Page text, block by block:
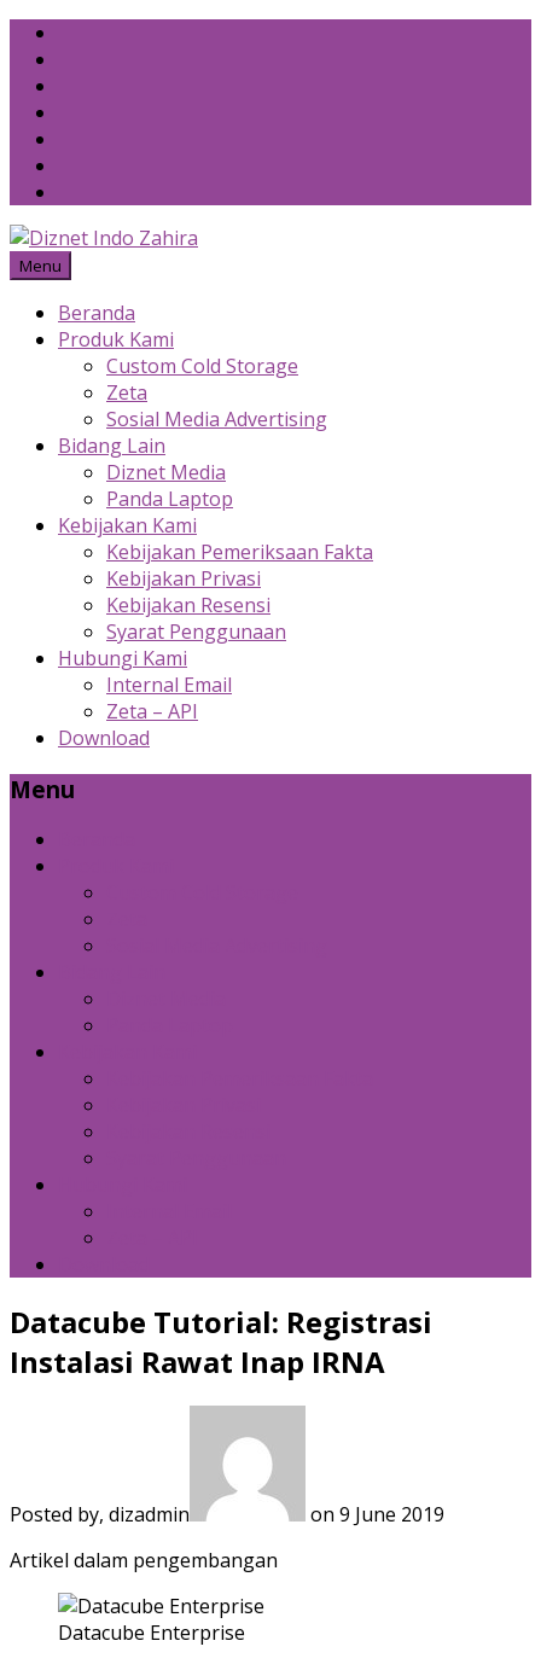
Skip
content
Menu
Beranda
Produk Kami
Custom Cold Storage
Zeta
Sosial Media Advertising
Bidang Lain
Diznet Media
Panda Laptop
Kebijakan Kami
Kebijakan Pemeriksaan Fakta
Kebijakan Privasi
Kebijakan Resensi
Syarat Penggunaan
Hubungi Kami
Internal Email
Zeta – API
Download
Menu
Datacube Tutorial: Registrasi
Instalasi Rawat Inap IRNA
Posted by, dizadmin
on 9 June 2019
Artikel dalam pengembangan
Datacube Enterprise